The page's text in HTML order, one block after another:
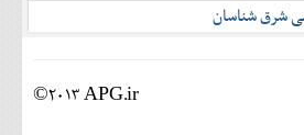
شرق شناسان
©2013 APG.ir